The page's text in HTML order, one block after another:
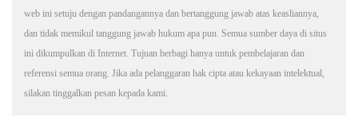
web ini setuju dengan pandangannya dan bertanggung jawab atas keasliannya,
dan tidak memikul tanggung jawab hukum apa pun. Semua sumber daya di situs
ini dikumpulkan di Internet. Tujuan berbagi hanya untuk pembelajaran dan
referensi semua orang. Jika ada pelanggaran hak cipta atau kekayaan intelektual,
silakan tinggalkan pesan kepada kami.